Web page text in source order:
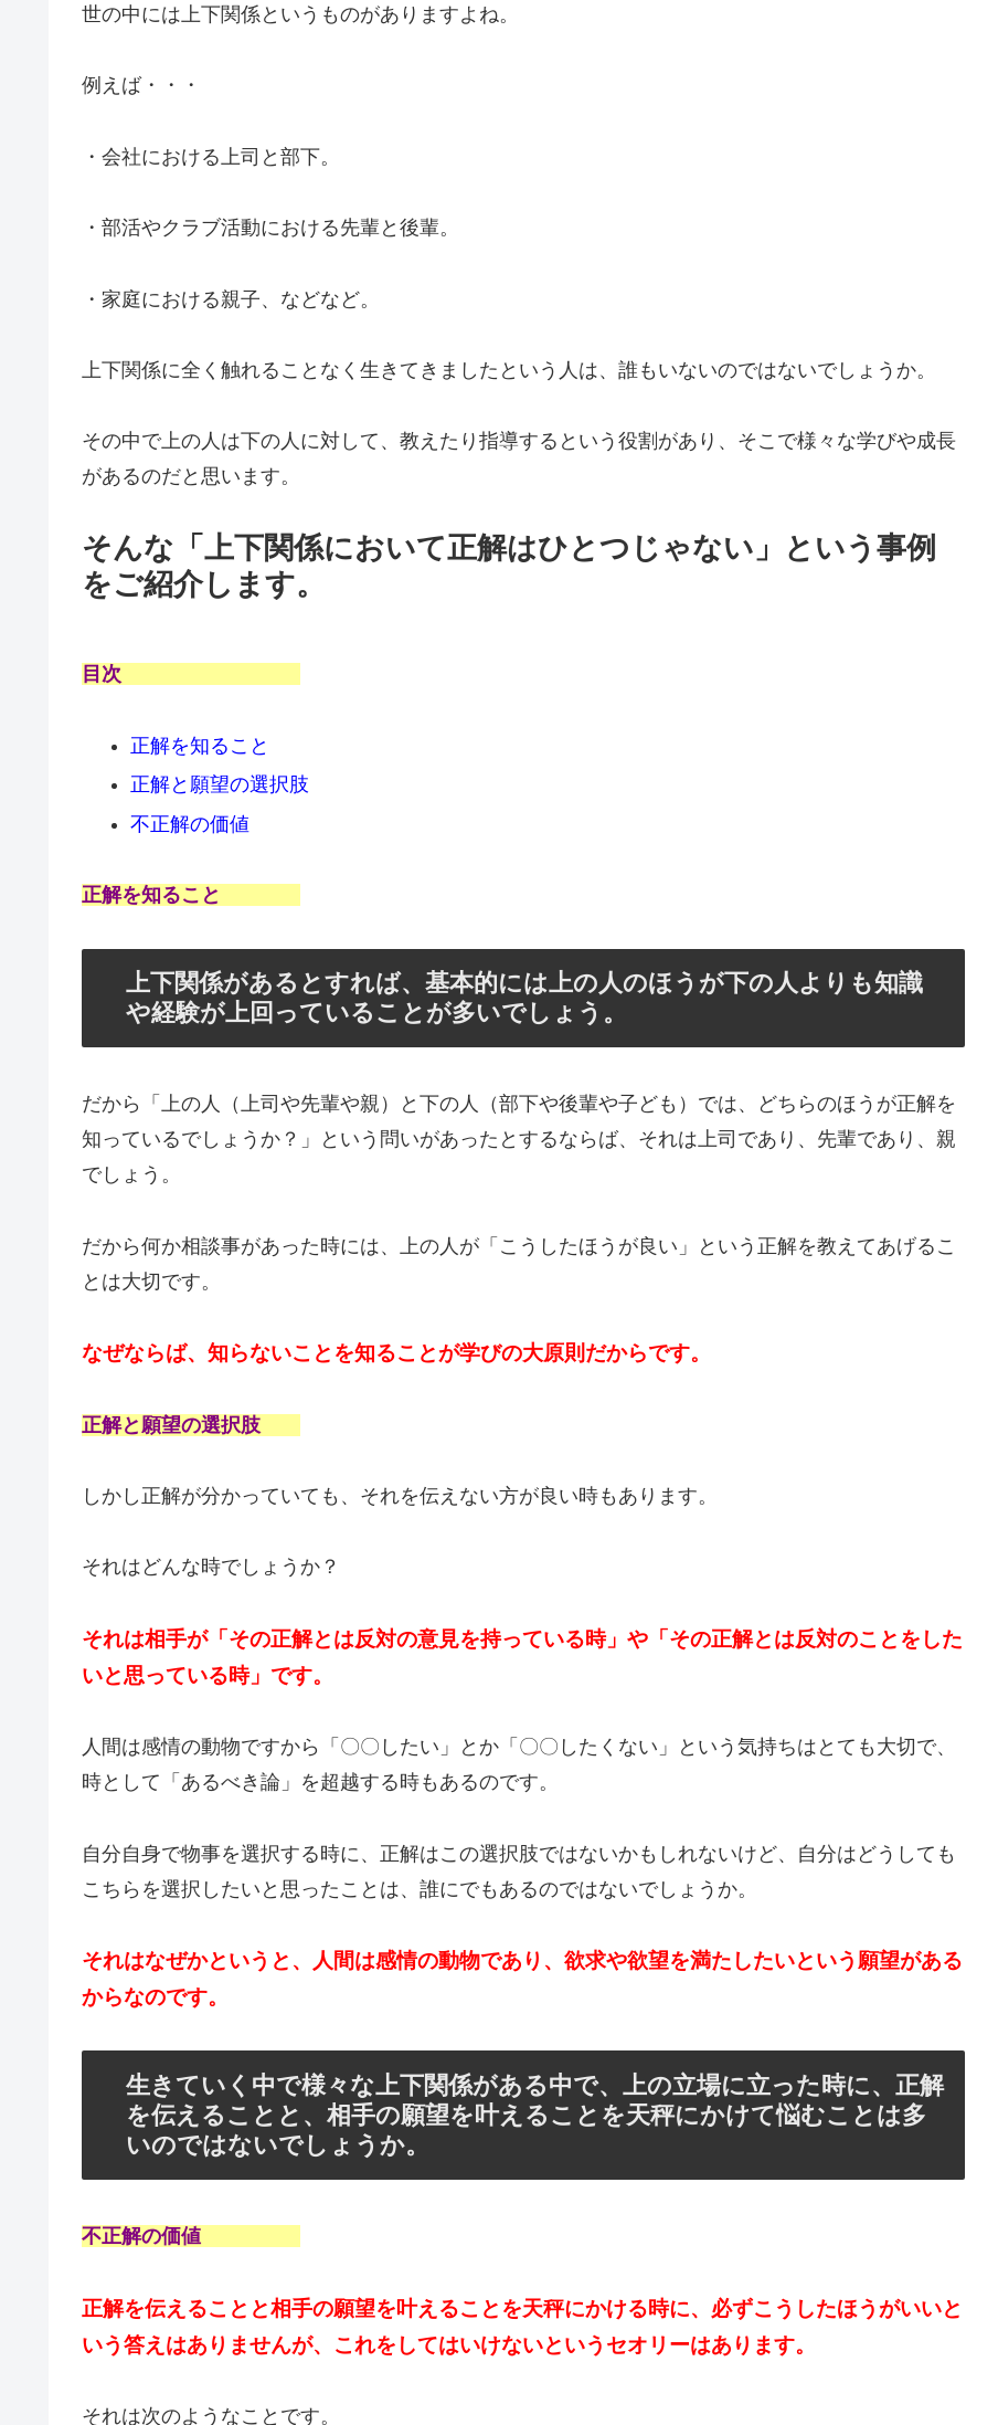
世の中には上下関係というものがありますよね。
例えば・・・
・会社における上司と部下。
・部活やクラブ活動における先輩と後輩。
・家庭における親子、などなど。
上下関係に全く触れることなく生きてきましたという人は、誰もいないのではないでしょうか。
その中で上の人は下の人に対して、教えたり指導するという役割があり、そこで様々な学びや成長
があるのだと思います。
そんな「上下関係において正解はひとつじゃない」という事例
をご紹介します。
目次
正解を知ること
正解と願望の選択肢
不正解の価値
正解を知ること
上下関係があるとすれば、基本的には上の人のほうが下の人よりも知識
や経験が上回っていることが多いでしょう。
だから「上の人（上司や先輩や親）と下の人（部下や後輩や子ども）では、どちらのほうが正解を
知っているでしょうか？」という問いがあったとするならば、それは上司であり、先輩であり、親
でしょう。
だから何か相談事があった時には、上の人が「こうしたほうが良い」という正解を教えてあげるこ
とは大切です。
なぜならば、知らないことを知ることが学びの大原則だからです。
正解と願望の選択肢
しかし正解が分かっていても、それを伝えない方が良い時もあります。
それはどんな時でしょうか？
それは相手が「その正解とは反対の意見を持っている時」や「その正解とは反対のことをした
いと思っている時」です。
人間は感情の動物ですから「〇〇したい」とか「〇〇したくない」という気持ちはとても大切で、
時として「あるべき論」を超越する時もあるのです。
自分自身で物事を選択する時に、正解はこの選択肢ではないかもしれないけど、自分はどうしても
こちらを選択したいと思ったことは、誰にでもあるのではないでしょうか。
それはなぜかというと、人間は感情の動物であり、欲求や欲望を満たしたいという願望がある
からなのです。
生きていく中で様々な上下関係がある中で、上の立場に立った時に、正解
を伝えることと、相手の願望を叶えることを天秤にかけて悩むことは多
いのではないでしょうか。
不正解の価値
正解を伝えることと相手の願望を叶えることを天秤にかける時に、必ずこうしたほうがいいと
いう答えはありませんが、これをしてはいけないというセオリーはあります。
それは次のようなことです。